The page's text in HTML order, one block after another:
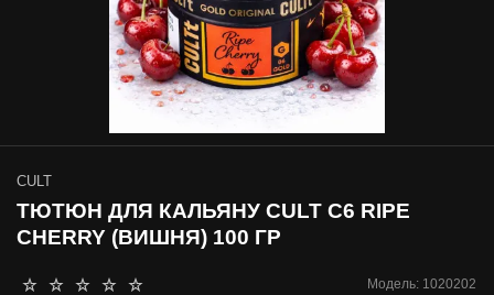
Модель: 1020202
CULT
ТЮТЮН ДЛЯ КАЛЬЯНУ CULT C6 RIPE
CHERRY (ВИШНЯ) 100 ГР